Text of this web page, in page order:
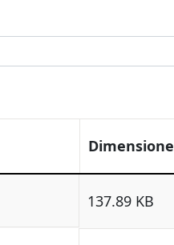
Dimensione
137.89 KB